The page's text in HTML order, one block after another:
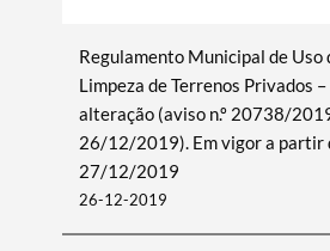
Termo de Pesquisa
Regulamento Municipal de Uso
Limpeza de Terrenos Privados –
alteração (aviso n.º 20738/
26/12/2019). Em vigor a partir
27/12/2019
26-12-2019